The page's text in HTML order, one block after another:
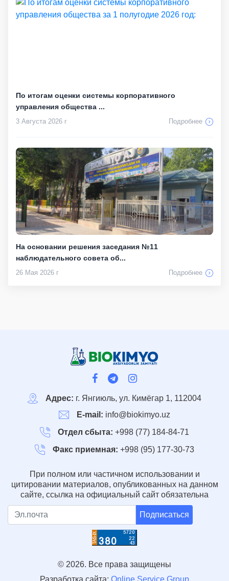
По итогам оценки системы корпоративного
управления общества ...
3 Августа 2026 г Подробнее
На основании решения заседания №11
наблюдательного совета об...
26 Мая 2026 г Подробнее
Адрес: г. Янгиюль, ул. Кимёгар 1, 112004
E-mail: info@biokimyo.uz
Отдел сбыта: +998 (77) 184-84-71
Факс приемная: +998 (95) 177-30-73
При полном или частичном использовании и
цитировании материалов, опубликованных на данном
сайте, ссылка на официальный сайт обязательна
Подписаться
© 2026. Все права защищены
Разработка сайта: Online Service Group